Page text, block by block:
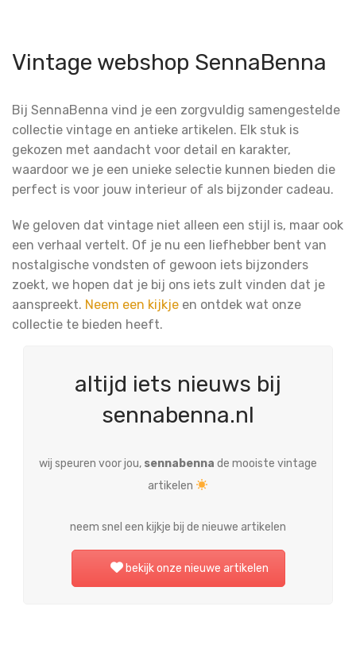
Vintage webshop SennaBenna
Bij SennaBenna vind je een zorgvuldig samengestelde
collectie vintage en antieke artikelen. Elk stuk is
gekozen met aandacht voor detail en karakter,
waardoor we je een unieke selectie kunnen bieden die
perfect is voor jouw interieur of als bijzonder cadeau.
We geloven dat vintage niet alleen een stijl is, maar ook
een verhaal vertelt. Of je nu een liefhebber bent van
nostalgische vondsten of gewoon iets bijzonders
zoekt, we hopen dat je bij ons iets zult vinden dat je
aanspreekt. Neem een kijkje en ontdek wat onze
collectie te bieden heeft.
altijd iets nieuws bij
sennabenna.nl
wij speuren voor jou, sennabenna de mooiste vintage
artikelen
neem snel een kijkje bij de nieuwe artikelen
bekijk onze nieuwe artikelen